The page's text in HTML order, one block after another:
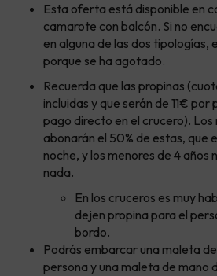
Esta oferta está disponible en
camarote con balcón. Si no
en alguna de las dos tipologías,
porque se ha agotado.
Recuerda que las propinas
incluidas y que serán de 11€ por
pago directo en el crucero). Los
abonarán el 50% de estas, que
noche, y los menores de 4 años
nada.
En los cruceros es muy
dejen propina para el
bordo.
Podrás embarcar una maleta
persona y una maleta de mano